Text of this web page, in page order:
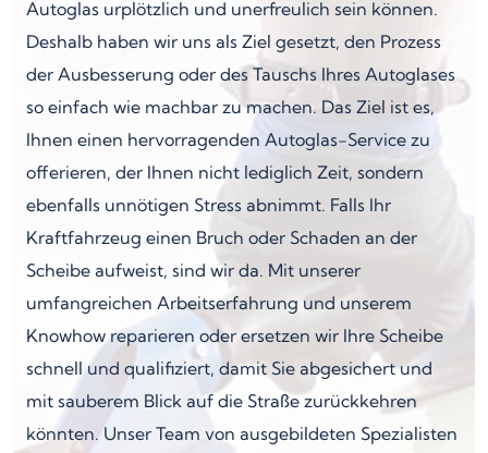
Autoglas urplötzlich und unerfreulich sein können.
Deshalb haben wir uns als Ziel gesetzt, den Prozess
der Ausbesserung oder des Tauschs Ihres Autoglases
so einfach wie machbar zu machen. Das Ziel ist es,
Ihnen einen hervorragenden Autoglas-Service zu
offerieren, der Ihnen nicht lediglich Zeit, sondern
ebenfalls unnötigen Stress abnimmt. Falls Ihr
Kraftfahrzeug einen Bruch oder Schaden an der
Scheibe aufweist, sind wir da. Mit unserer
umfangreichen Arbeitserfahrung und unserem
Knowhow reparieren oder ersetzen wir Ihre Scheibe
schnell und qualifiziert, damit Sie abgesichert und
mit sauberem Blick auf die Straße zurückkehren
könnten. Unser Team von ausgebildeten Spezialisten